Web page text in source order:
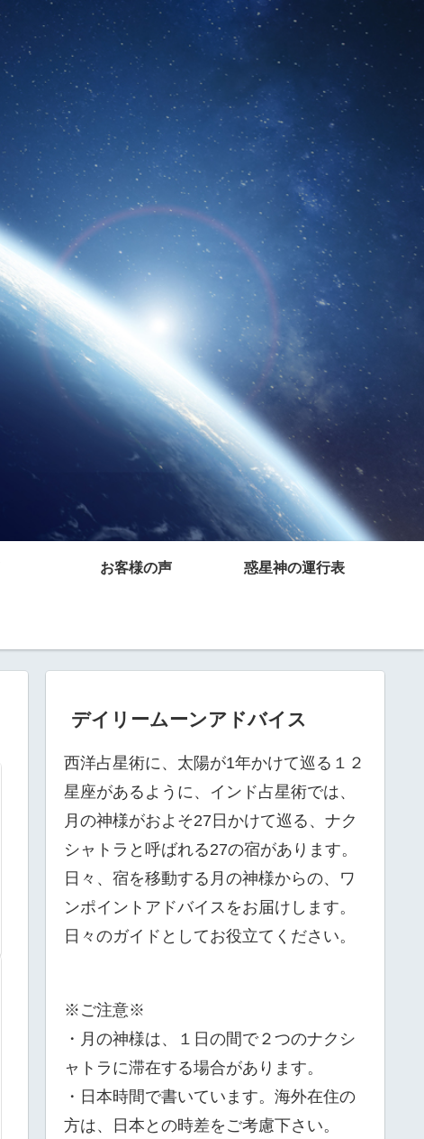
お客様の声 惑星神の運行表
デイリームーンアドバイス
西洋占星術に、太陽が1年かけて巡る１２
星座があるように、インド占星術では、
月の神様がおよそ27日かけて巡る、ナク
シャトラと呼ばれる27の宿があります。
日々、宿を移動する月の神様からの、ワ
ンポイントアドバイスをお届けします。
日々のガイドとしてお役立てください。
※ご注意※
・月の神様は、１日の間で２つのナクシ
ャトラに滞在する場合があります。
・日本時間で書いています。海外在住の
方は、日本との時差をご考慮下さい。